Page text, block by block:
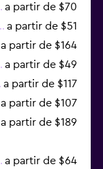
a partir de $70
a partir de $51
a partir de $164
a partir de $49
a partir de $117
a partir de $107
a partir de $189
a partir de $64